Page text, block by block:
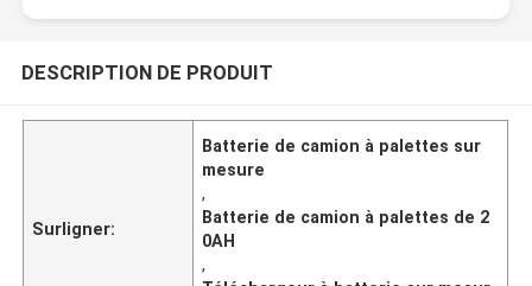
DESCRIPTION DE PRODUIT
Surligner:
Batterie de camion à palettes sur
mesure
,
Batterie de camion à palettes de 2
0AH
,